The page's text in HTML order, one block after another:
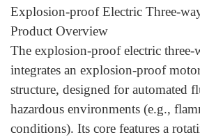
Explosion-proof Electric Three-
Product Overview
The explosion-proof electric three-
integrates an explosion-proof
structure, designed for automated
hazardous environments (e.g.,
conditions). Its core features a